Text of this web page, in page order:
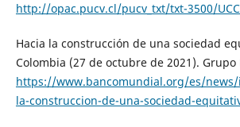
http://opac.pucv.cl/pucv_txt/txt-3500/
Hacia la construcción de una sociedad
Colombia (27 de octubre de 2021).
https://www.bancomundial.org/es/
la-construccion-de-una-sociedad-